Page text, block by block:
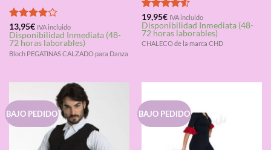
Valorado
con4.00
de 5
13,95€ IVA incluido
Disponibilidad Inmediata (48-
72 horas laborables)
Bloch PEGATINAS CALZADO para Danza
Valorado
con4.50
de 5
19,95€ IVA incluido
Disponibilidad Inmediata (48-
72 horas laborables)
CHALECO de la marca CHD
BAJO PEDIDO BAJO PEDIDO